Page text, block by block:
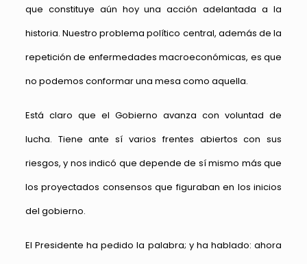
que constituye aún hoy una acción adelantada a la
historia. Nuestro problema político central, además de la
repetición de enfermedades macroeconómicas, es que
no podemos conformar una mesa como aquella.
Está claro que el Gobierno avanza con voluntad de
lucha. Tiene ante sí varios frentes abiertos con sus
riesgos, y nos indicó que depende de sí mismo más que
los proyectados consensos que figuraban en los inicios
del gobierno.
El Presidente ha pedido la palabra; y ha hablado: ahora